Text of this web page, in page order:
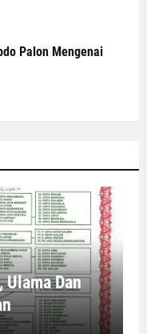
Palon Mengenai
Dan